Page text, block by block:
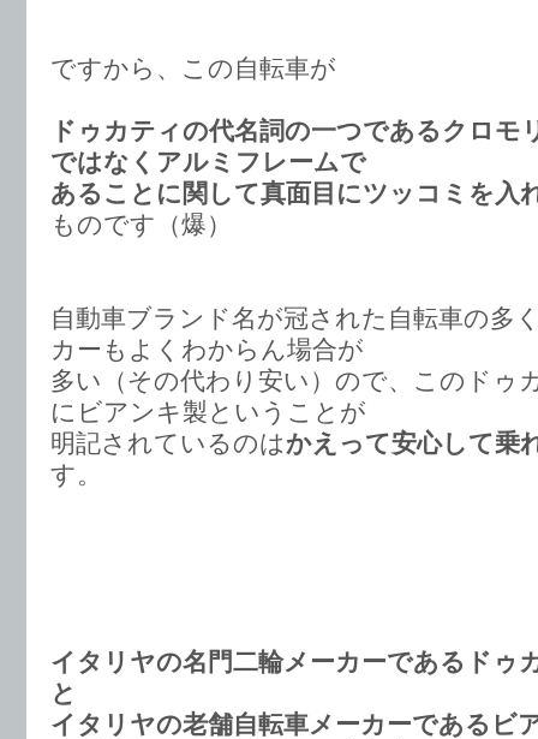
ですから、この自転車が
ドゥカティの代名詞の一つであるクロモ
ではなくアルミフレームで
あることに関して真面目にツッコミを入
ものです（爆）
自動車ブランド名が冠された自転車の多
カーもよくわからん場合が
多い（その代わり安い）ので、このドゥ
にビアンキ製ということが
明記されているのはかえって安心して乗
す。
イタリヤの名門二輪メーカーであるドゥ
と
イタリヤの老舗自転車メーカーであるビ